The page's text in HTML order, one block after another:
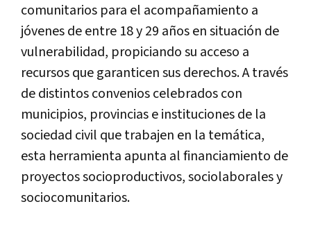
comunitarios para el acompañamiento a
jóvenes de entre 18 y 29 años en situación de
vulnerabilidad, propiciando su acceso a
recursos que garanticen sus derechos. A través
de distintos convenios celebrados con
municipios, provincias e instituciones de la
sociedad civil que trabajen en la temática,
esta herramienta apunta al financiamiento de
proyectos socioproductivos, sociolaborales y
sociocomunitarios.